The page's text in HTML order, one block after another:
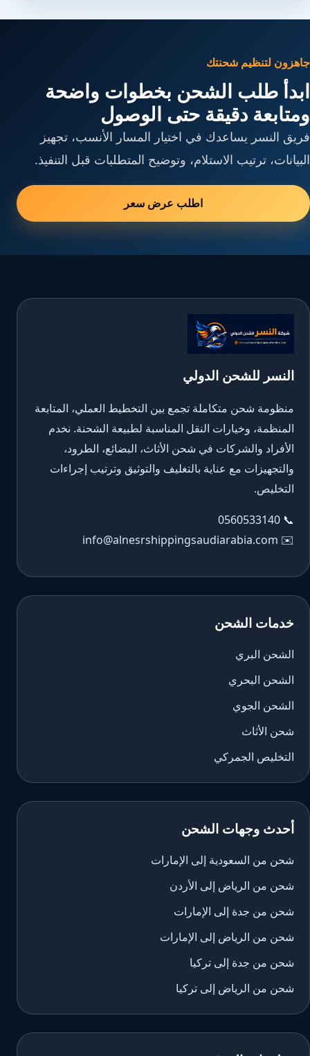
جاهزون لتنظيم شحنتك
ابدأ طلب الشحن بخطوات واضحة
ومتابعة دقيقة حتى الوصول
فريق النسر يساعدك في اختيار المسار الأنسب، تجهيز
البيانات، ترتيب الاستلام، وتوضيح المتطلبات قبل التنفيذ.
اطلب عرض سعر
النسر للشحن الدولي
منظومة شحن متكاملة تجمع بين التخطيط العملي، المتابعة
المنظمة، وخيارات النقل المناسبة لطبيعة الشحنة. نخدم
الأفراد والشركات في شحن الأثاث، البضائع، الطرود،
والتجهيزات مع عناية بالتغليف والتوثيق وترتيب إجراءات
التخليص.
📞
0560533140
✉️
info@alnesrshippingsaudiarabia.com
خدمات الشحن
الشحن البري
الشحن البحري
الشحن الجوي
شحن الأثاث
التخليص الجمركي
أحدث وجهات الشحن
شحن من السعودية إلى الإمارات
شحن من الرياض إلى الأردن
شحن من جدة إلى الإمارات
شحن من الرياض إلى الإمارات
شحن من جدة إلى تركيا
شحن من الرياض إلى تركيا